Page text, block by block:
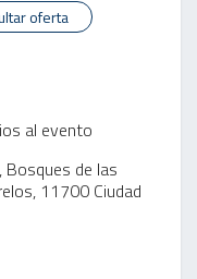
oferta
al evento
Bosques de las
11700 Ciudad